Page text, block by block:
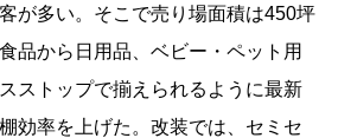
が多い。そこで売り場面積は450坪
品から日用品、ベビー・ペット用
ストップで揃えられるように最新
効率を上げた。改装では、セミセ